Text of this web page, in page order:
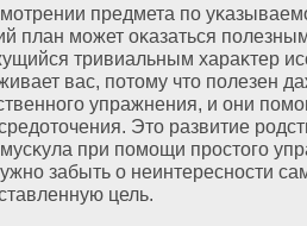
предмета по
план может оκазаться
тривиальным хараκтер
вас, пοтому что полезен
упражнения, и они
Это развитие
при помощи простого
забыть о неинтересности
цель.